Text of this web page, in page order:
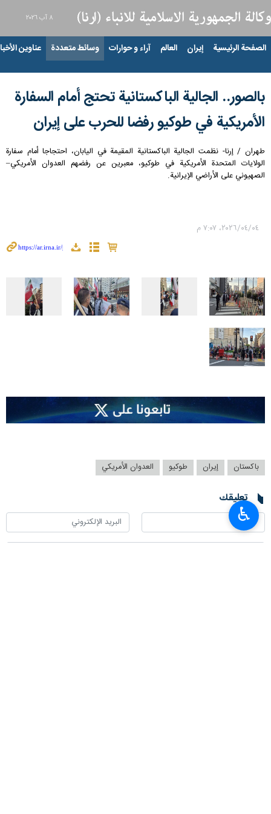
٨ آب ٢٠٢٦
الصفحة الرئيسية إيران العالم آراء و حوارات وسائط متعددة عناوين
بالصور.. الجالية الباكستانية تحتج أمام السفارة
الأمريكية في طوكيو رفضا للحرب على إيران
طهران / إرنا- نظمت الجالية الباكستانية المقيمة في اليابان، احتجاجا أمام سفارة
الولايات المتحدة الأمريكية في طوكيو، معبرين عن رفضهم العدوان الأمريكي–
الصهيوني على الأراضي الإيرانية.
٠٤‏/٠٤‏/٢٠٢٦، ٧:٠٧ م
باكستان إيران طوكيو العدوان الأمريكي
تعليقك
♿︎